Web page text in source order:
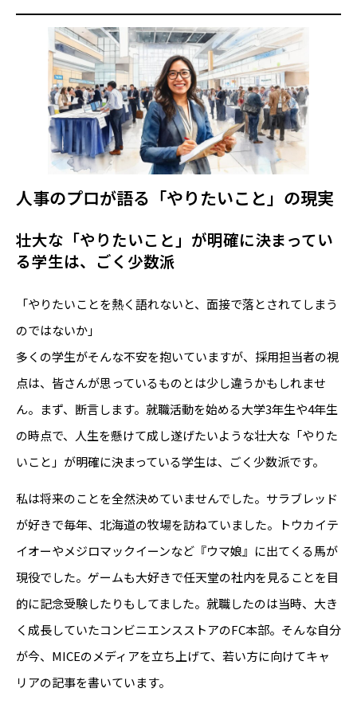
人事のプロが語る「やりたいこと」の現実
壮大な「やりたいこと」が明確に決まってい
る学生は、ごく少数派
「やりたいことを熱く語れないと、面接で落とされてしまう
のではないか」
多くの学生がそんな不安を抱いていますが、採用担当者の視
点は、皆さんが思っているものとは少し違うかもしれませ
ん。まず、断言します。就職活動を始める大学3年生や4年生
の時点で、人生を懸けて成し遂げたいような壮大な「やりた
いこと」が明確に決まっている学生は、ごく少数派です。
私は将来のことを全然決めていませんでした。サラブレッド
が好きで毎年、北海道の牧場を訪ねていました。トウカイテ
イオーやメジロマックイーンなど『ウマ娘』に出てくる馬が
現役でした。ゲームも大好きで任天堂の社内を見ることを目
的に記念受験したりもしてました。就職したのは当時、大き
く成長していたコンビニエンスストアのFC本部。そんな自分
が今、MICEのメディアを立ち上げて、若い方に向けてキャ
リアの記事を書いています。